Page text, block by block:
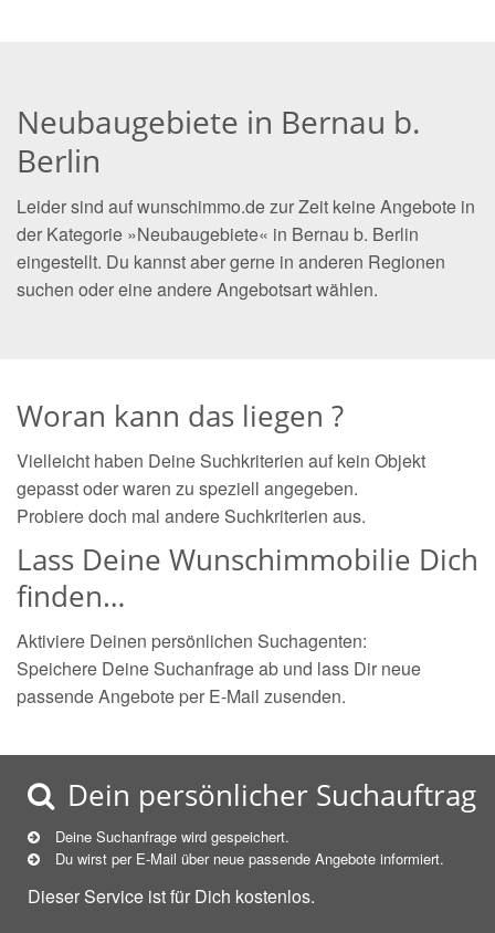
Neubaugebiete in Bernau b.
Berlin
Leider sind auf wunschimmo.de zur Zeit keine Angebote in
der Kategorie »Neubaugebiete« in Bernau b. Berlin
eingestellt. Du kannst aber gerne in anderen Regionen
suchen oder eine andere Angebotsart wählen.
Woran kann das liegen ?
Vielleicht haben Deine Suchkriterien auf kein Objekt
gepasst oder waren zu speziell angegeben.
Probiere doch mal andere Suchkriterien aus.
Lass Deine Wunschimmobilie Dich
finden…
Aktiviere Deinen persönlichen Suchagenten:
Speichere Deine Suchanfrage ab und lass Dir neue
passende Angebote per E-Mail zusenden.
Dein persönlicher Suchauftrag
Deine Suchanfrage wird gespeichert.
Du wirst per E-Mail über neue passende Angebote informiert.
Dieser Service ist für Dich kostenlos.